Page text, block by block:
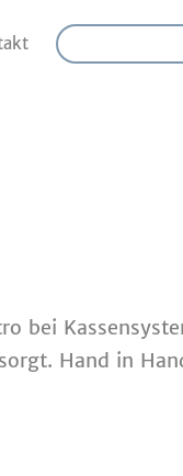
bei
Hand in